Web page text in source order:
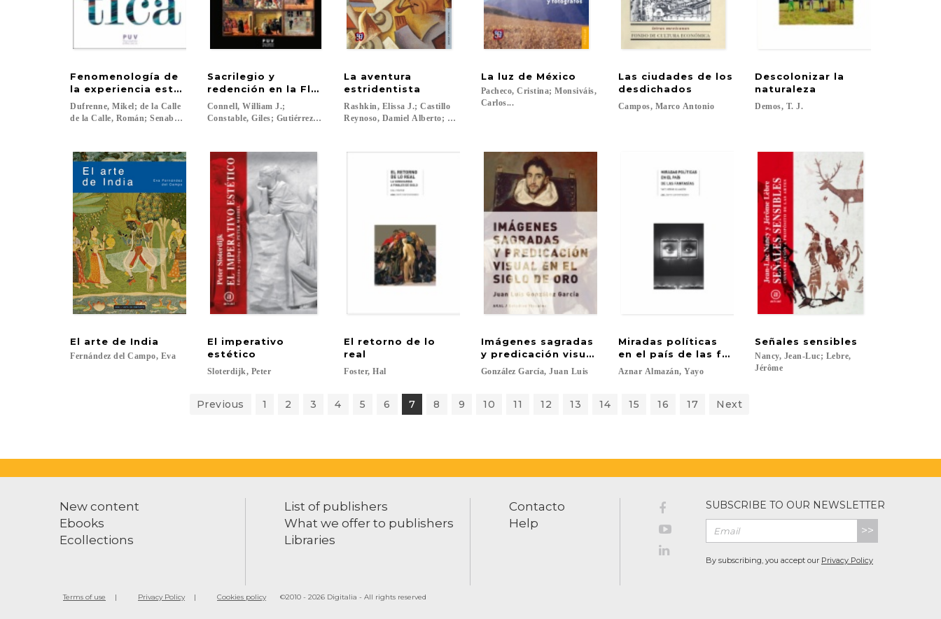
Fenomenología de
la experiencia estética
Dufrenne, Mikel; de la Calle
de la Calle, Román; Senabre Llabata, Carmen; Rovira Sánchez, Amparo...
Sacrilegio y
redención en la Florencia del Renacimiento
Connell, William J.;
Constable, Giles; Gutiérrez, Eduardo F....
La aventura
estridentista
Rashkin, Elissa J.; Castillo
Reynoso, Damiel Alberto; Altamirano, Víctor...
La luz de México
Pacheco, Cristina; Monsiváis,
Carlos...
Las ciudades de los
desdichados
Campos, Marco Antonio
Descolonizar la
naturaleza
Demos, T. J.
El arte de India
Fernández del Campo, Eva
El imperativo
estético
Sloterdijk, Peter
El retorno de lo
real
Foster, Hal
Imágenes sagradas
y predicación visual en el Siglo de Oro
González García, Juan Luis
Miradas políticas
en el país de las fantasías
Aznar Almazán, Yayo
Señales sensibles
Nancy, Jean-Luc; Lebre,
Jérôme
Previous 1 2 3 4 5 6 7 8 9 10 11 12 13 14 15 16 17 Next
New content
Ebooks
Ecollections
List of publishers
What we offer to publishers
Libraries
Contacto
Help
SUBSCRIBE TO OUR NEWSLETTER
>>
By subscribing, you accept our Privacy Policy
Terms of use Privacy Policy Cookies policy ©2010 - 2026 Digitalia - All rights reserved